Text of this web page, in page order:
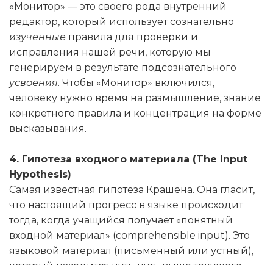
«Монитор» — это своего рода внутренний
редактор, который использует сознательно
изученные правила для проверки и
исправления нашей речи, которую мы
генерируем в результате подсознательного
усвоения. Чтобы «Монитор» включился,
человеку нужно время на размышление, знание
конкретного правила и концентрация на форме
высказывания.
4. Гипотеза входного материала (The Input
Hypothesis)
Самая известная гипотеза Крашена. Она гласит,
что настоящий прогресс в языке происходит
тогда, когда учащийся получает «понятный
входной материал» (comprehensible input). Это
языковой материал (письменный или устный),